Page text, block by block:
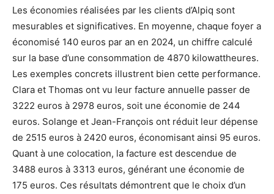
Les économies réalisées par les clients d’Alpiq sont
mesurables et significatives. En moyenne, chaque foyer a
économisé 140 euros par an en 2024, un chiffre calculé
sur la base d’une consommation de 4870 kilowattheures.
Les exemples concrets illustrent bien cette performance.
Clara et Thomas ont vu leur facture annuelle passer de
3222 euros à 2978 euros, soit une économie de 244
euros. Solange et Jean-François ont réduit leur dépense
de 2515 euros à 2420 euros, économisant ainsi 95 euros.
Quant à une colocation, la facture est descendue de
3488 euros à 3313 euros, générant une économie de
175 euros. Ces résultats démontrent que le choix d’un